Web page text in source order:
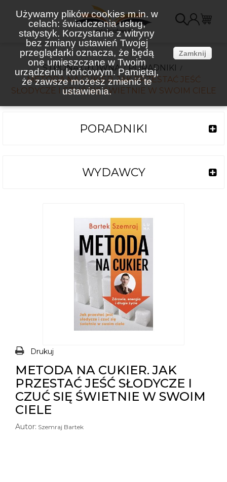
Używamy plików cookies m.in. w
celach: świadczenia usług,
statystyk. Korzystanie z witryny
bez zmiany ustawień Twojej
przeglądarki oznacza, że będą
one umieszczane w Twoim
urządzeniu końcowym. Pamiętaj,
że zawsze możesz zmienić te
ustawienia.
Zamknij
STRONA GŁÓWNA
PORADNIKI
METODA NA CUKIER. JAK PRZESTAĆ JEŚĆ
SŁODYCZE I CZUĆ SIĘ ŚWIETNIE W SWOIM CIELE
PORADNIKI
WYDAWCY
Drukuj
METODA NA CUKIER. JAK
PRZESTAĆ JEŚĆ SŁODYCZE I
CZUĆ SIĘ ŚWIETNIE W SWOIM
CIELE
Autor: Szemraj Bartek